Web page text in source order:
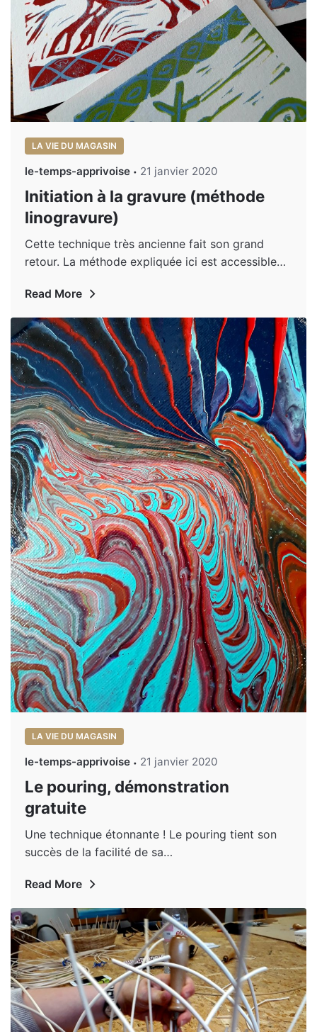
LA VIE DU MAGASIN
le-temps-apprivoise 21 janvier 2020
Initiation à la gravure (méthode
linogravure)
Cette technique très ancienne fait son grand
retour. La méthode expliquée ici est accessible…
Read More
LA VIE DU MAGASIN
le-temps-apprivoise 21 janvier 2020
Le pouring, démonstration
gratuite
Une technique étonnante ! Le pouring tient son
succès de la facilité de sa…
Read More